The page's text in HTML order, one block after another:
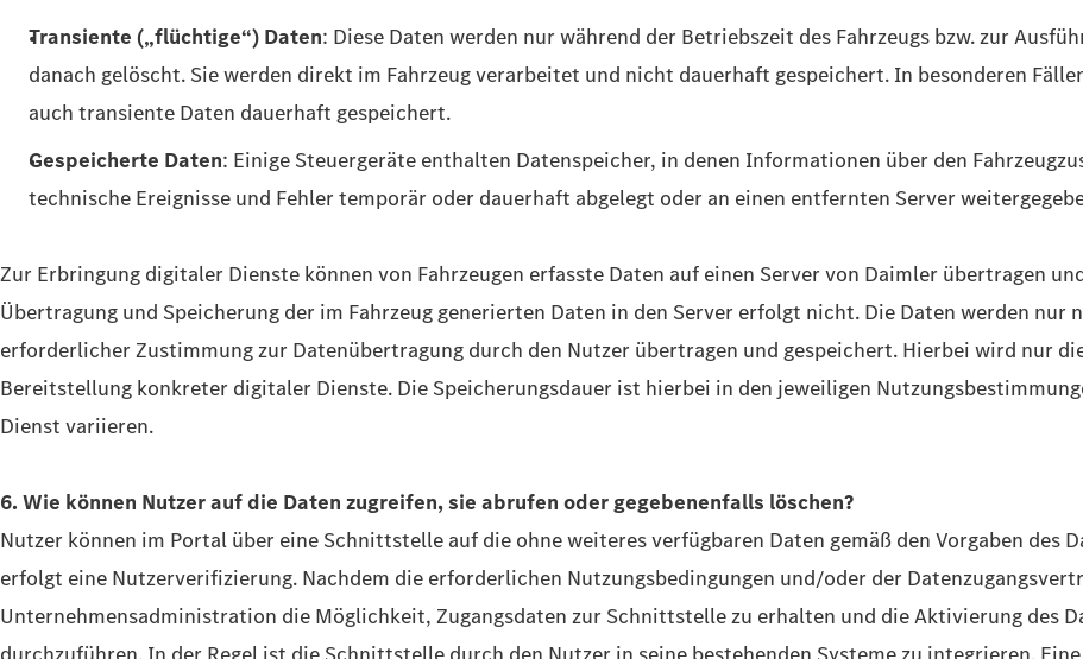
Transiente („flüchtige“) Daten: Diese Daten werden nur während der Betriebszeit des Fahrzeugs bzw. zur
danach gelöscht. Sie werden direkt im Fahrzeug verarbeitet und nicht dauerhaft gespeichert. In besonderen
auch transiente Daten dauerhaft gespeichert.
Gespeicherte Daten: Einige Steuergeräte enthalten Datenspeicher, in denen Informationen über den
technische Ereignisse und Fehler temporär oder dauerhaft abgelegt oder an einen entfernten Server
Zur Erbringung digitaler Dienste können von Fahrzeugen erfasste Daten auf einen Server von Daimler übertragen
Übertragung und Speicherung der im Fahrzeug generierten Daten in den Server erfolgt nicht. Die Daten werden
erforderlicher Zustimmung zur Datenübertragung durch den Nutzer übertragen und gespeichert. Hierbei wird nur
Bereitstellung konkreter digitaler Dienste. Die Speicherungsdauer ist hierbei in den jeweiligen
Dienst variieren.
6. Wie können Nutzer auf die Daten zugreifen, sie abrufen oder gegebenenfalls löschen?
Nutzer können im Portal über eine Schnittstelle auf die ohne weiteres verfügbaren Daten gemäß den Vorgaben des
erfolgt eine Nutzerverifizierung. Nachdem die erforderlichen Nutzungsbedingungen und/oder der
Unternehmensadministration die Möglichkeit, Zugangsdaten zur Schnittstelle zu erhalten und die Aktivierung des